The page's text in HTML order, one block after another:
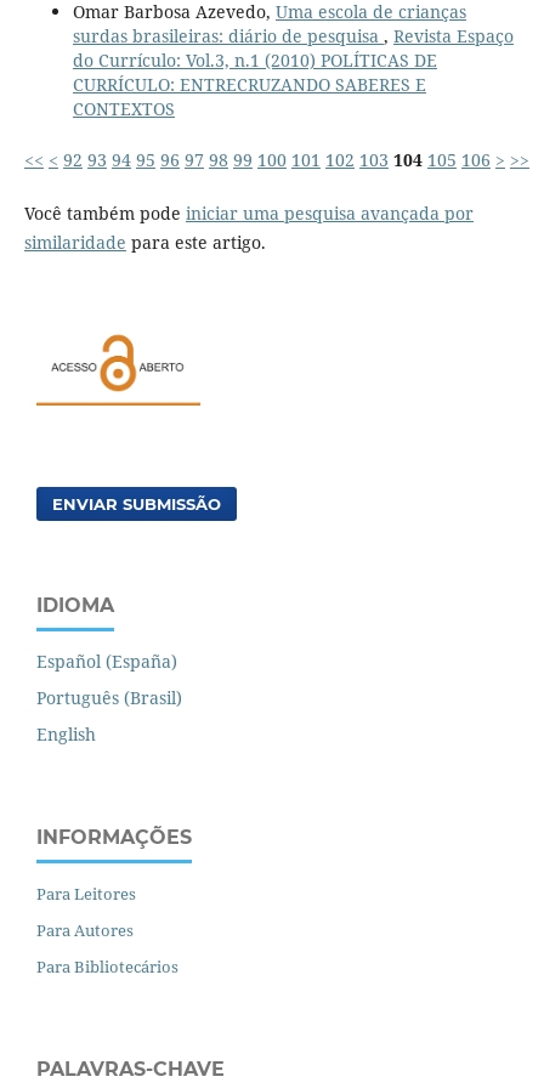
Omar Barbosa Azevedo, Uma escola de crianças
surdas brasileiras: diário de pesquisa , Revista Espaço
do Currículo: Vol.3, n.1 (2010) POLÍTICAS DE
CURRÍCULO: ENTRECRUZANDO SABERES E
CONTEXTOS
<< < 92 93 94 95 96 97 98 99 100 101 102 103 104 105 106 > >>
Você também pode iniciar uma pesquisa avançada por
similaridade para este artigo.
ENVIAR SUBMISSÃO
IDIOMA
Español (España)
Português (Brasil)
English
INFORMAÇÕES
Para Leitores
Para Autores
Para Bibliotecários
PALAVRAS-CHAVE